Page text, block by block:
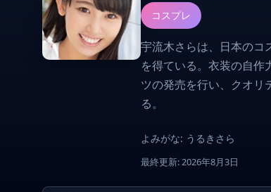
コスプレ
宇流木さらは、日本のコ
を得ている。衣装の自
ツの発売を行い、クオリ
る。
よみがな: うるきさら
最終更新: 2026年8月3日